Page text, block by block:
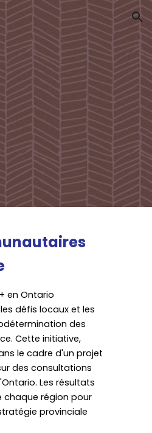
en Ontario
défis locaux et les
des
Cette initiative,
le cadre d'un projet
des consultations
Les résultats
chaque région pour
provinciale